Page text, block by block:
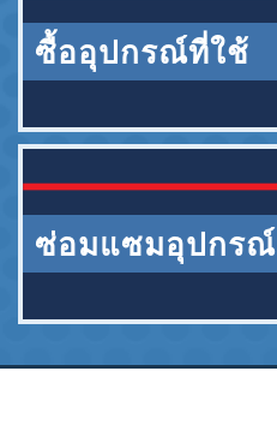
ซื้ออุปกรณ์ที่ใช้
ซ่อมแซมอุปกรณ์